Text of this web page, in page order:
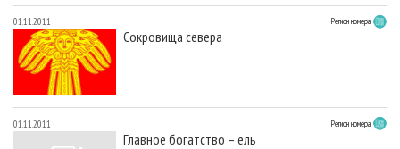
01.11.2011 Регион номера
Сокровища севера
01.11.2011 Регион номера
Главное богатство – ель